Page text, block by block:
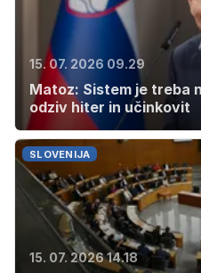
15. 07. 2026 09.29
Matoz: Sistem je treba
odziv hiter in učinkovit
SLOVENIJA
15. 07. 2026 14.18